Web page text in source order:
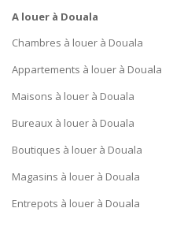
A louer à Douala
Chambres à louer à Douala
Appartements à louer à Douala
Maisons à louer à Douala
Bureaux à louer à Douala
Boutiques à louer à Douala
Magasins à louer à Douala
Entrepots à louer à Douala